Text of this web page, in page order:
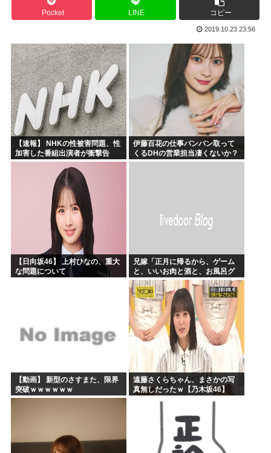
割とマジで年収400以下の人ってどう暮らしてるの？この人...
「ムクゲェジ漫画」ガチでリアルだったwww
【原爆の日】へいわをかえせ
みい山、あんだけ騒ぎになってるのに未だにどこのメディアも...
週刊少年ジャンプ、発行部数100万部割れwww
日本人「うちの犬、たまたまついてきた八百屋で一目惚れした...
Pocket LINE コピー
2019.10.23 23:56
【速報】 NHKの性被害問題、性
加害した番組出演者が衝撃告
白！
伊藤百花の仕事バンバン取って
くるDHの営業担当凄くないか？
今年のボーナス凄いことになり
【日向坂46】 上村ひなの、重大
な問題について
兄嫁「正月に帰るから、ゲーム
と、いいお肉と酒と、お風呂グ
ッズの準備しとけよ」寝起きの
私「知るかボケ」兄嫁「キィィ
ィィー！！！！」私「あ…」
【動画】 新型のさすまた、限界
突破ｗｗｗｗｗｗ
遠藤さくらちゃん、まさかの写
真無しだったｗ【乃木坂46】